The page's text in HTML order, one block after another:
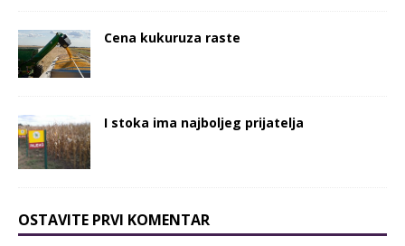
Cena kukuruza raste
I stoka ima najboljeg prijatelja
OSTAVITE PRVI KOMENTAR